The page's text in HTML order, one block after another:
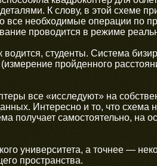
К слову, в этой схеме
все необходимые операции по
проводится в режиме
студенты. Система
пройденного
все «исследуют» на
Интересно и то, что схема
получает самостоятельно, на
университета, а точнее —
пространства.